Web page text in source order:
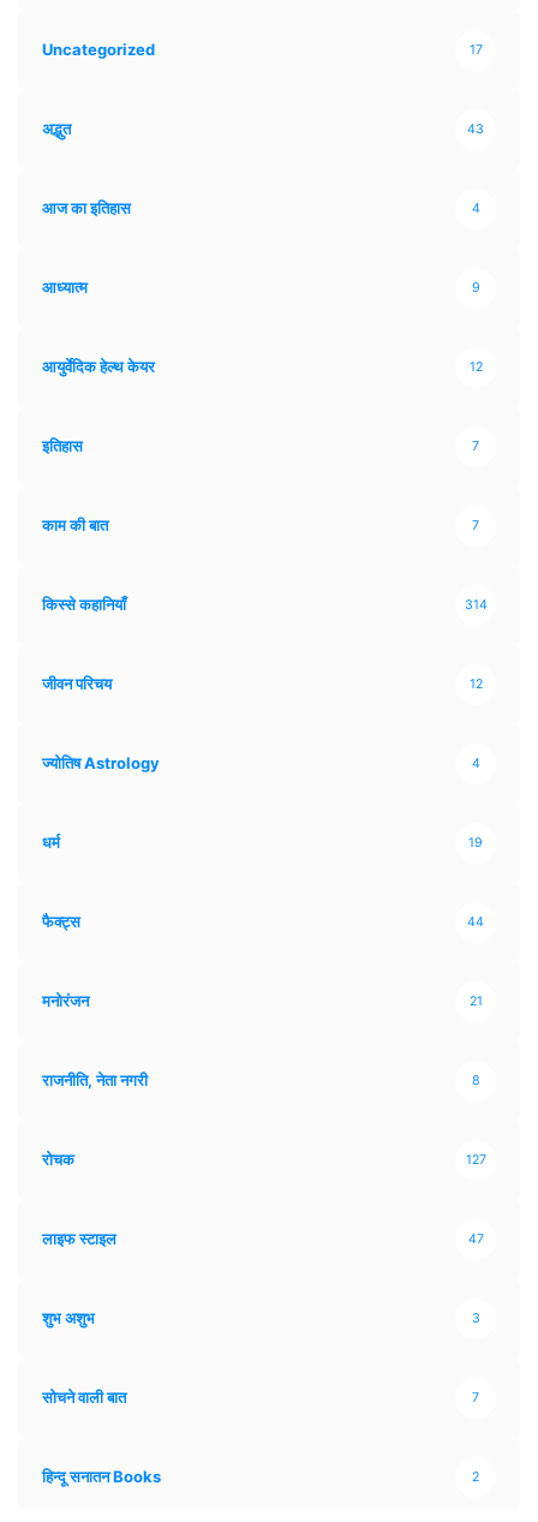
Uncategorized 17
अद्भुत 43
आज का इतिहास 4
आध्यात्म 9
आयुर्वेदिक हेल्थ केयर 12
इतिहास 7
काम की बात 7
किस्से कहानियाँ 314
जीवन परिचय 12
ज्योतिष Astrology 4
धर्म 19
फैक्ट्स 44
मनोरंजन 21
राजनीति, नेता नगरी 8
रोचक 127
लाइफ स्टाइल 47
शुभ अशुभ 3
सोचने वाली बात 7
हिन्दू सनातन Books 2